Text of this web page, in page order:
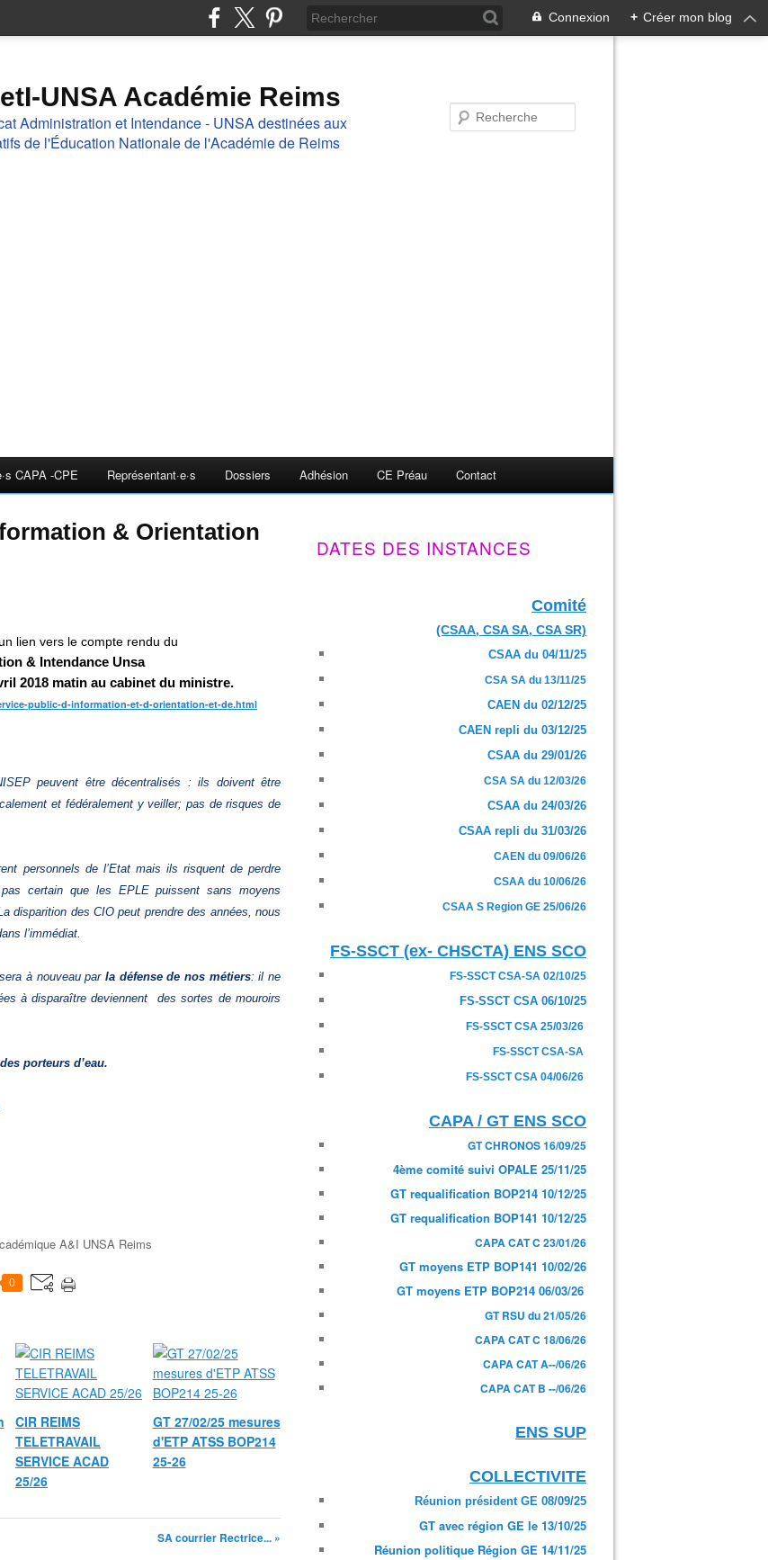
Connexion + Créer mon blog
UNSA Académie Reims
Administration et Intendance - UNSA destinées aux
de l'Éducation Nationale de l'Académie de Reims
CAPA -CPE Représentant·e·s Dossiers Adhésion CE Préau Contact
& Orientation
lien vers le compte rendu du
& Intendance Unsa
2018 matin au cabinet du ministre.
public-d-information-et-d-orientation-et-de.html
peuvent être décentralisés : ils doivent être
et fédéralement y veiller; pas de risques de
personnels de l’Etat mais ils risquent de perdre
certain que les EPLE puissent sans moyens
disparition des CIO peut prendre des années, nous
l’immédiat.
à nouveau par la défense de nos métiers: il ne
à disparaître deviennent des sortes de mouroirs
porteurs d’eau.
A&I UNSA Reims
0
CIR REIMS
TELETRAVAIL
SERVICE ACAD
25/26
GT 27/02/25 mesures
d'ETP ATSS BOP214
25-26
SA courrier Rectrice... »
DATES DES INSTANCES
Comité
(CSAA, CSA SA, CSA SR)
CSAA du 04/11/25
CSA SA du 13/11/25
CAEN du 02/12/25
CAEN repli du 03/12/25
CSAA du 29/01/26
CSA SA du 12/03/26
CSAA du 24/03/26
CSAA repli du 31/03/26
CAEN du 09/06/26
CSAA du 10/06/26
CSAA S Region GE 25/06/26
FS-SSCT (ex- CHSCTA) ENS SCO
FS-SSCT CSA-SA 02/10/25
FS-SSCT CSA 06/10/25
FS-SSCT CSA 25/03/26
FS-SSCT CSA-SA
FS-SSCT CSA 04/06/26
CAPA / GT ENS SCO
GT CHRONOS 16/09/25
4ème comité suivi OPALE 25/11/25
GT requalification BOP214 10/12/25
GT requalification BOP141 10/12/25
CAPA CAT C 23/01/26
GT moyens ETP BOP141 10/02/26
GT moyens ETP BOP214 06/03/26
GT RSU du 21/05/26
CAPA CAT C 18/06/26
CAPA CAT A--/06/26
CAPA CAT B --/06/26
ENS SUP
COLLECTIVITE
Réunion président GE 08/09/25
GT avec région GE le 13/10/25
Réunion politique Région GE 14/11/25